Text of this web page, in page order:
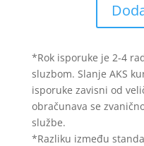
*Rok isporuke je 2-4
sluzbom. Slanje AKS
isporuke zavisni od
obračunava se
službe.
*Razliku između